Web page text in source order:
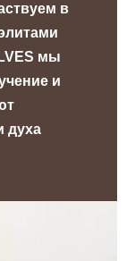
в
мы
и
духа